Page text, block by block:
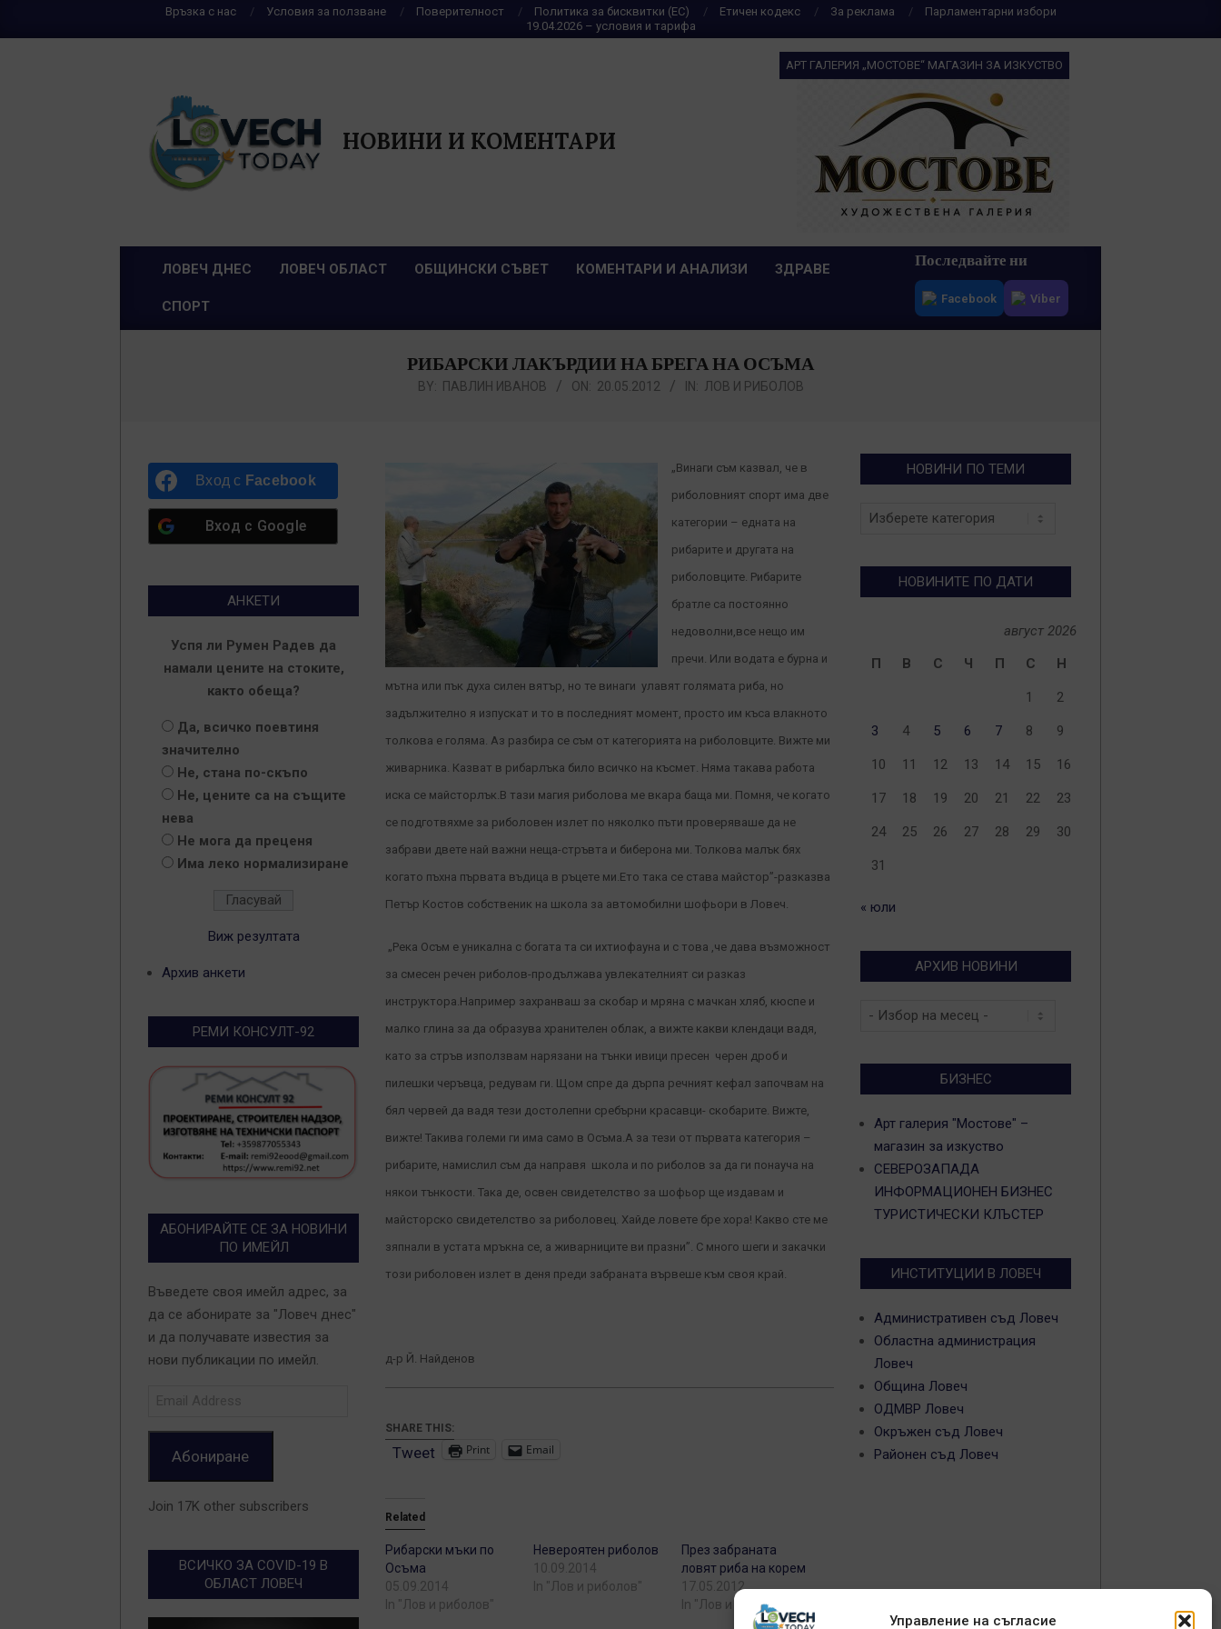
Управление на съгласие
Връзка с нас Условия за ползване Поверителност Политика за бисквитки (ЕС) Етичен кодекс За реклама
Парламентарни избори
19.04.2026 – условия и тарифа
НОВИНИ И КОМЕНТАРИ
АРТ ГАЛЕРИЯ „МОСТОВЕ“ МАГАЗИН ЗА ИЗКУСТВО
Primary
ЛОВЕЧ ДНЕС ЛОВЕЧ ОБЛАСТ ОБЩИНСКИ СЪВЕТ КОМЕНТАРИ И АНАЛИЗИ ЗДРАВЕ
СПОРТ
Последвайте ни
Facebook Viber
РИБАРСКИ ЛАКЪРДИИ НА БРЕГА НА ОСЪМА
BY: ПАВЛИН ИВАНОВ ON: 20.05.2012 IN: ЛОВ И РИБОЛОВ
„Винаги съм казвал, че в
риболовният спорт има две
категории – едната на
рибарите и другата на
риболовците. Рибарите
братле са постоянно
недоволни,все нещо им
пречи. Или водата е бурна и
мътна или пък духа силен вятър, но те винаги улавят голямата риба, но
задължително я изпускат и то в последният момент, просто им къса влакното
толкова е голяма. Аз разбира се съм от категорията на риболовците. Вижте ми
живарника. Казват в рибарлъка било всичко на късмет. Няма такава работа
иска се майсторлък.В тази магия риболова ме вкара баща ми. Помня, че когато
се подготвяхме за риболовен излет по няколко пъти проверяваше да не
забрави двете най важни неща-стръвта и биберона ми. Толкова малък бях
когато пъхна първата въдица в ръцете ми.Ето така се става майстор”-разказва
Петър Костов собственик на школа за автомобилни шофьори в Ловеч.
„Река Осъм е уникална с богата та си ихтиофауна и с това ,че дава възможност
за смесен речен риболов-продължава увлекателният си разказ
инструктора.Например захранваш за скобар и мряна с мачкан хляб, кюспе и
малко глина за да образува хранителен облак, а вижте какви клендаци вадя,
като за стръв използвам нарязани на тънки ивици пресен черен дроб и
пилешки черъвца, редувам ги. Щом спре да дърпа речният кефал започвам на
бял червей да вадя тези достолепни сребърни красавци- скобарите. Вижте,
вижте! Такива големи ги има само в Осъма.А за тези от първата категория –
рибарите, намислил съм да направя школа и по риболов за да ги понауча на
някои тънкости. Така де, освен свидетелство за шофьор ще издавам и
майсторско свидетелство за риболовец. Хайде ловете бре хора! Какво сте ме
зяпнали в устата мръкна се, а живарниците ви празни”. С много шеги и закачки
този риболовен излет в деня преди забраната вървеше към своя край.
д-р Й. Найденов
SHARE THIS:
Tweet Print Email
Related
Рибарски мъки по
Осъма
05.09.2014
In "Лов и риболов"
Невероятен риболов
10.09.2014
In "Лов и риболов"
През забраната
ловят риба на корем
17.05.2012
In "Лов и риболов"
Вход с Facebook
Вход с Google
АНКЕТИ
Успя ли Румен Радев да
намали цените на стоките,
както обеща?
Да, всичко поевтиня
значително
Не, стана по-скъпо
Не, цените са на същите
нева
Не мога да преценя
Има леко нормализиране
Виж резултата
Архив анкети
РЕМИ КОНСУЛТ-92
АБОНИРАЙТЕ СЕ ЗА НОВИНИ
ПО ИМЕЙЛ
Въведете своя имейл адрес, за
да се абонирате за "Ловеч днес"
и да получавате известия за
нови публикации по имейл.
Абониране
Join 17K other subscribers
ВСИЧКО ЗА COVID-19 В
ОБЛАСТ ЛОВЕЧ
НОВИНИ ПО ТЕМИ
Новини
НОВИНИТЕ ПО ДАТИ
август 2026
П
В С Ч П С Н
1 2
3 4 5 6 7 8 9
10 11 12 13 14 15 16
17 18 19 20 21 22 23
24 25 26 27 28 29 30
31
« юли
АРХИВ НОВИНИ
Архив
БИЗНЕС
Арт галерия "Мостове" –
магазин за изкуство
СЕВЕРОЗАПАДА
ИНФОРМАЦИОНЕН БИЗНЕС
ТУРИСТИЧЕСКИ КЛЪСТЕР
ИНСТИТУЦИИ В ЛОВЕЧ
Административен съд Ловеч
Областна администрация
Ловеч
Община Ловеч
ОДМВР Ловеч
Окръжен съд Ловеч
Районен съд Ловеч